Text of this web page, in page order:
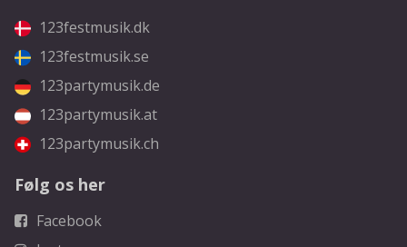
123festmusik.dk
123festmusik.se
123partymusik.de
123partymusik.at
123partymusik.ch
Følg os her
Facebook